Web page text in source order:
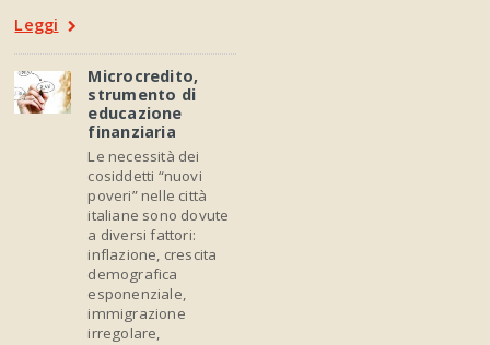
Leggi
Microcredito,
strumento di
educazione
finanziaria
Le necessità dei
cosiddetti “nuovi
poveri” nelle città
italiane sono dovute
a diversi fattori:
inflazione, crescita
demografica
esponenziale,
immigrazione
irregolare,